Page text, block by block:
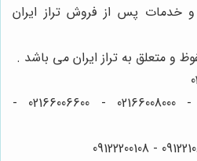
پس از فروش تراز ایران
و متعلق به تراز ایران می باشد .
خطوط ویژه: 02166009000 - 02166008000 - 02166006600 -